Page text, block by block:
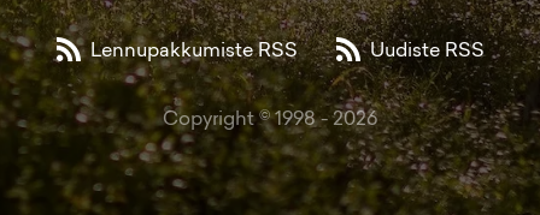
Lennupakkumiste RSS Uudiste RSS
Copyright © 1998 -2026